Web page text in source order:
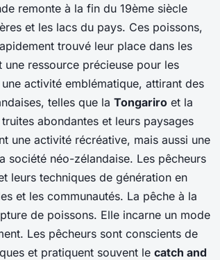
remonte à la fin du 19ème siècle
et les lacs du pays. Ces poissons,
trouvé leur place dans les
ressource précieuse pour les
activité emblématique, attirant des
telles que la Tongariro et la
abondantes et leurs paysages
une activité récréative, mais aussi une
société néo-zélandaise. Les pêcheurs
leurs techniques de génération en
et les communautés. La pêche à la
de poissons. Elle incarne un mode
Les pêcheurs sont conscients de
et pratiquent souvent le catch and